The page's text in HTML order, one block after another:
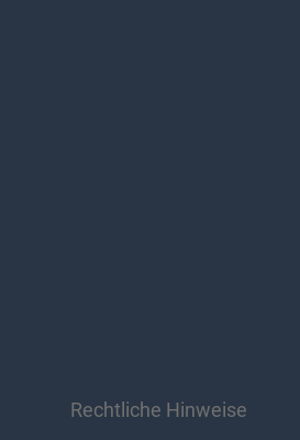
Rechtliche Hinweise